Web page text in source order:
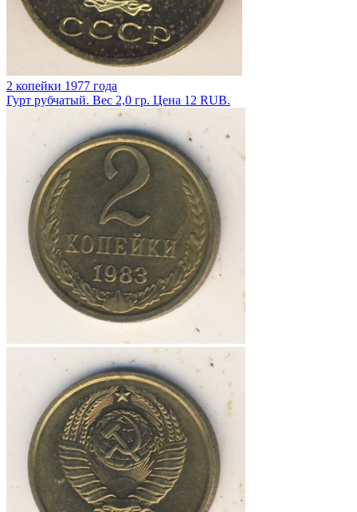
2 копейки 1977 года
Гурт рубчатый. Вес 2,0 гр. Цена 12 RUB.